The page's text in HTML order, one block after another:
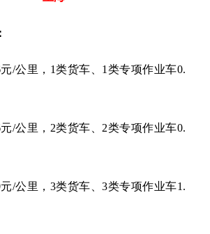
/公里，1类货车、1类专项作业车0.
/公里，2类货车、2类专项作业车0.
/公里，3类货车、3类专项作业车1.